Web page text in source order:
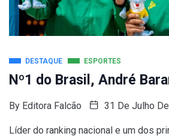
DESTAQUE ESPORTES
Nº1 do Brasil, André
By Editora Falcão 31 De Julho
Líder do ranking nacional e um dos